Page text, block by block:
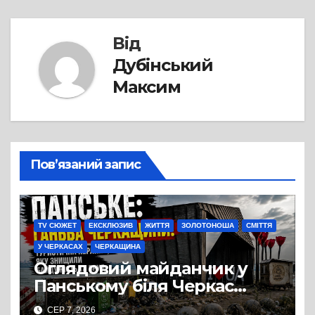
Від
Дубінський
Максим
Пов’язаний запис
TV СЮЖЕТ ЕКСКЛЮЗИВ ЖИТТЯ ЗОЛОТОНОША СМІТТЯ
У ЧЕРКАСАХ ЧЕРКАЩИНА
Оглядовий майданчик у
Панському біля Черкас
перетворився на занедбане
СЕР 7, 2026